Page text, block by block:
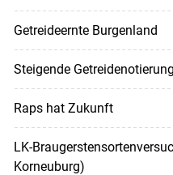
Getreideernte Burgenland
Steigende
Raps hat Zukunft
LK-
Korneuburg)